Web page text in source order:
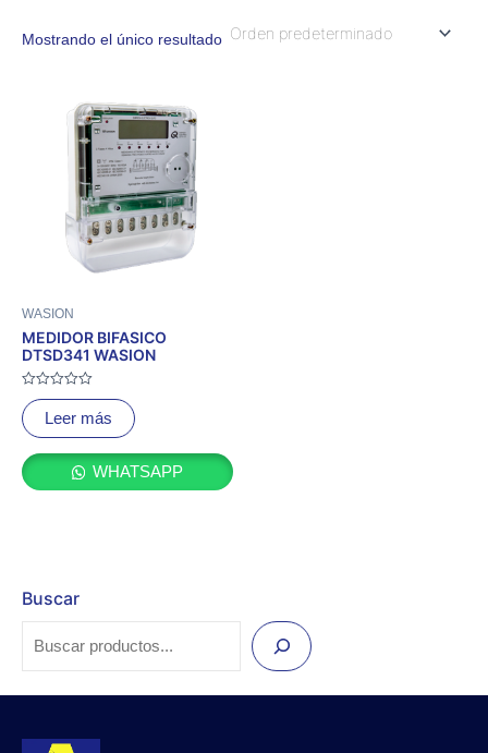
Buscar
Mostrando el único resultado
WASION
MEDIDOR BIFASICO
DTSD341 WASION
Valorado
con
0
de
Leer más
WHATSAPP